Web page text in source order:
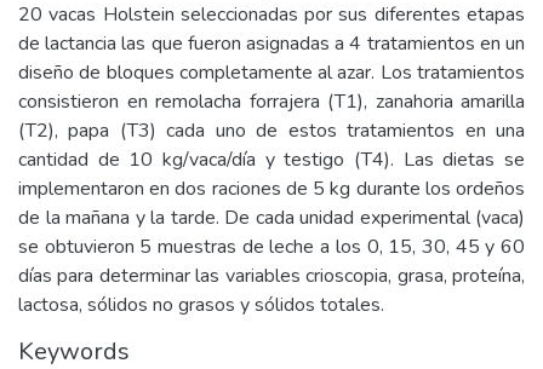
20 vacas Holstein seleccionadas por sus diferentes etapas
de lactancia las que fueron asignadas a 4 tratamientos en un
diseño de bloques completamente al azar. Los tratamientos
consistieron en remolacha forrajera (T1), zanahoria amarilla
(T2), papa (T3) cada uno de estos tratamientos en una
cantidad de 10 kg/vaca/día y testigo (T4). Las dietas se
implementaron en dos raciones de 5 kg durante los ordeños
de la mañana y la tarde. De cada unidad experimental (vaca)
se obtuvieron 5 muestras de leche a los 0, 15, 30, 45 y 60
días para determinar las variables crioscopia, grasa, proteína,
lactosa, sólidos no grasos y sólidos totales.
Keywords